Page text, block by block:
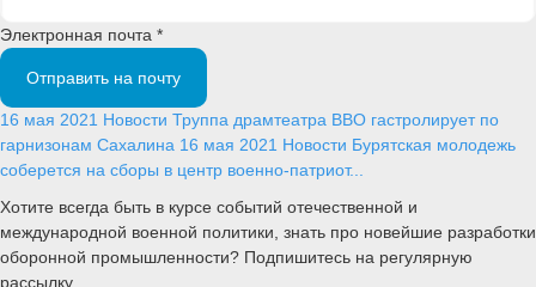
Электронная почта *
Отправить на почту
16 мая 2021 Новости Труппа драмтеатра ВВО гастролирует по
гарнизонам Сахалина 16 мая 2021 Новости Бурятская молодежь
соберется на сборы в центр военно-патриот...
Хотите всегда быть в курсе событий отечественной и
международной военной политики, знать про новейшие разработки
оборонной промышленности? Подпишитесь на регулярную
рассылку